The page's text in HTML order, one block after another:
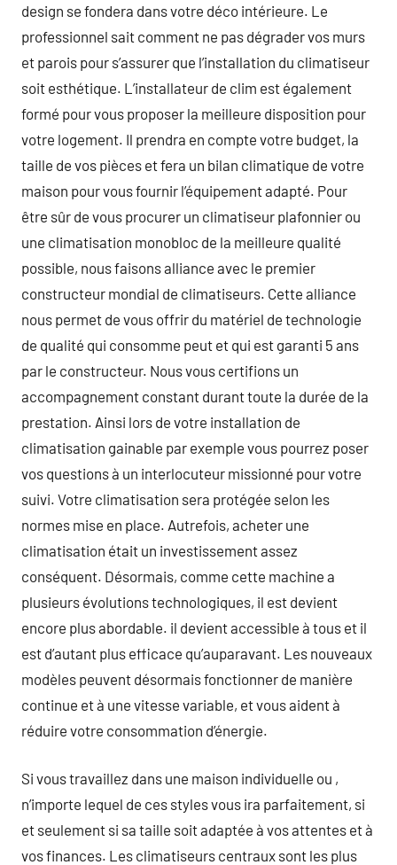
design se fondera dans votre déco intérieure. Le
professionnel sait comment ne pas dégrader vos murs
et parois pour s’assurer que l’installation du climatiseur
soit esthétique. L’installateur de clim est également
formé pour vous proposer la meilleure disposition pour
votre logement. Il prendra en compte votre budget, la
taille de vos pièces et fera un bilan climatique de votre
maison pour vous fournir l’équipement adapté. Pour
être sûr de vous procurer un climatiseur plafonnier ou
une climatisation monobloc de la meilleure qualité
possible, nous faisons alliance avec le premier
constructeur mondial de climatiseurs. Cette alliance
nous permet de vous offrir du matériel de technologie
de qualité qui consomme peut et qui est garanti 5 ans
par le constructeur. Nous vous certifions un
accompagnement constant durant toute la durée de la
prestation. Ainsi lors de votre installation de
climatisation gainable par exemple vous pourrez poser
vos questions à un interlocuteur missionné pour votre
suivi. Votre climatisation sera protégée selon les
normes mise en place. Autrefois, acheter une
climatisation était un investissement assez
conséquent. Désormais, comme cette machine a
plusieurs évolutions technologiques, il est devient
encore plus abordable. il devient accessible à tous et il
est d’autant plus efficace qu’auparavant. Les nouveaux
modèles peuvent désormais fonctionner de manière
continue et à une vitesse variable, et vous aident à
réduire votre consommation d’énergie.
Si vous travaillez dans une maison individuelle ou ,
n’importe lequel de ces styles vous ira parfaitement, si
et seulement si sa taille soit adaptée à vos attentes et à
vos finances. Les climatiseurs centraux sont les plus